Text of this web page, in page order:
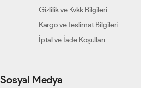
Gizlilik ve Kvkk Bilgileri
Kargo ve Teslimat Bilgileri
İptal ve İade Koşulları
Sosyal Medya